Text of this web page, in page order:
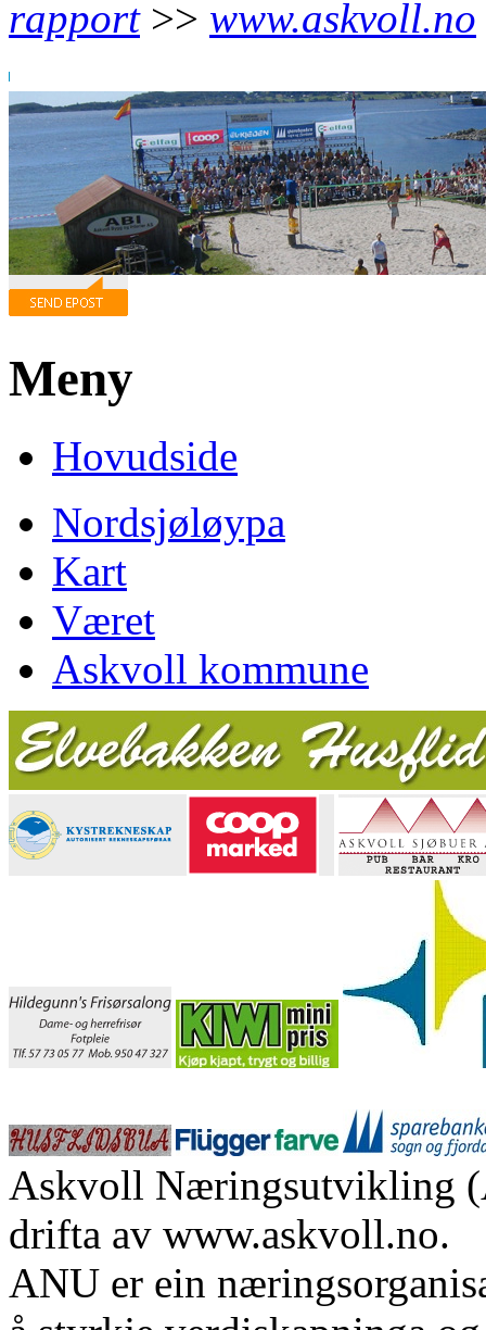
rapport>> www.askvoll.no
Meny
Hovudside
Nordsjøløypa
Kart
Været
Askvoll kommune
Askvoll Næringsutvikling
drifta av www.askvoll.no.
ANU er ein